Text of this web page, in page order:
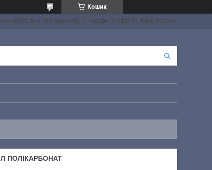
Кошик
Магнітогорський), 1, поверх -1, офіс 01, Київ, Україна
ПОЛІКАРБОНАТ